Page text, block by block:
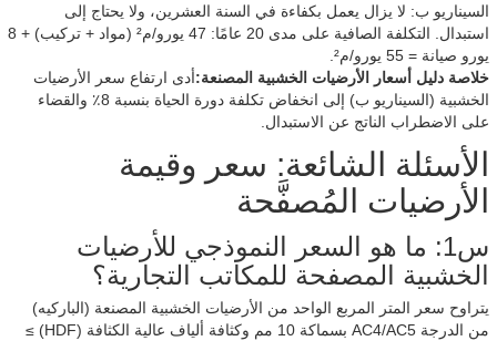
السيناريو ب: لا يزال يعمل بكفاءة في السنة العشرين، ولا يحتاج إلى
استبدال. التكلفة الصافية على مدى 20 عامًا: 47 يورو/م² (مواد + تركيب) + 8
يورو صيانة = 55 يورو/م².
خلاصة دليل أسعار الأرضيات الخشبية المصنعة:أدى ارتفاع سعر الأرضيات
الخشبية (السيناريو ب) إلى انخفاض تكلفة دورة الحياة بنسبة 8٪ والقضاء
على الاضطراب الناتج عن الاستبدال.
الأسئلة الشائعة: سعر وقيمة
الأرضيات المُصفَّحة
س1: ما هو السعر النموذجي للأرضيات
الخشبية المصفحة للمكاتب التجارية؟
يتراوح سعر المتر المربع الواحد من الأرضيات الخشبية المصنعة (الباركيه)
من الدرجة AC4/AC5 بسماكة 10 مم وكثافة ألياف عالية الكثافة (HDF) ≥